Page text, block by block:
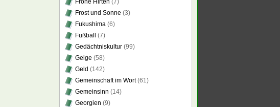
Frohe Hirten (7)
Frost und Sonne (3)
Fukushima (6)
Fußball
(7)
Gedächtniskultur (99)
Geige (58)
Geld (142)
Gemeinschaft im Wort(61)
Gemeinsinn (14)
Georgien (9)